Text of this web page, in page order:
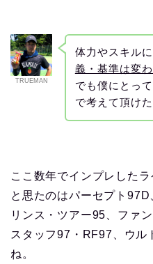
TRUEMAN
体力やスキル
義・基準は変
でも僕にとっ
で考えて頂けた
ここ数年でインプレした
と思たのはパーセプト
リンス・ツアー95、ファ
スタッフ97・RF97、ウル
ね。